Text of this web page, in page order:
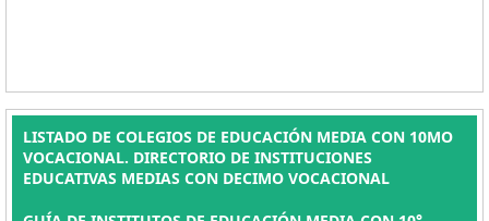
LISTADO DE COLEGIOS DE EDUCACIÓN MEDIA CON 10MO
VOCACIONAL. DIRECTORIO DE INSTITUCIONES
EDUCATIVAS MEDIAS CON DECIMO VOCACIONAL